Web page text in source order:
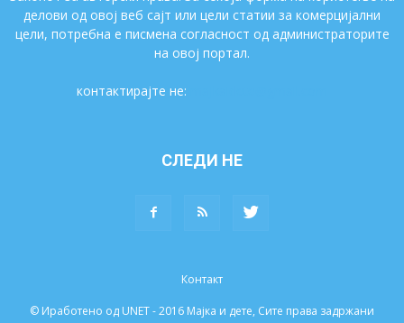
делови од овој веб сајт или цели статии за комерцијални
цели, потребна е писмена согласност од администраторите
на овој портал.
контактирајте не:
СЛЕДИ НЕ
Контакт
© Иработено од UNET - 2016 Мајка и дете, Сите права задржани